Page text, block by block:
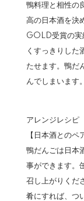
鴨料理と相性の
高の日本酒を
GOLD受賞の実
くすっきりした
たせます。鴨だ
んでしまいます。
アレンジレシピ
【日本酒とのペ
鴨だんごは日本
事ができます。
召し上がりくだ
肴にすれば、つ